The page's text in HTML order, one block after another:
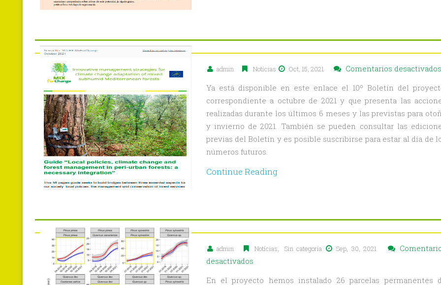
admin Notícias Oct, 15, 2021 Comentarios desactivados
Ya está disponible en este enlace el 10º Boletín del
correspondiente a octubre de 2021 y que presenta las
realizadas durante los últimos 6 meses y las previstas para
y invierno de 2021. También se pueden consultar las
previas del Boletín y es posible suscribirse para estar al día de
números futuros.
Continue Reading
admin Notícias, Sin categoría Sep, 30, 2021
desactivados
En el proyecto hemos instalado 26 parcelas permanentes